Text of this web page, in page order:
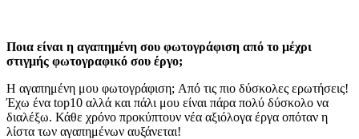
Ποια είναι η αγαπημένη σου φωτογράφιση από το μέχρι
στιγμής φωτογραφικό σου έργο;
Η αγαπημένη μου φωτογράφιση; Από τις πιο δύσκολες ερωτήσεις!
Έχω ένα top10 αλλά και πάλι μου είναι πάρα πολύ δύσκολο να
διαλέξω. Κάθε χρόνο προκύπτουν νέα αξιόλογα έργα οπόταν η
λίστα των αγαπημένων αυξάνεται!